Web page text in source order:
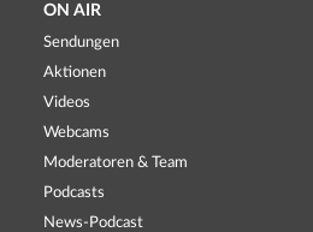
ON AIR
Sendungen
Aktionen
Videos
Webcams
Moderatoren & Team
Podcasts
News-Podcast